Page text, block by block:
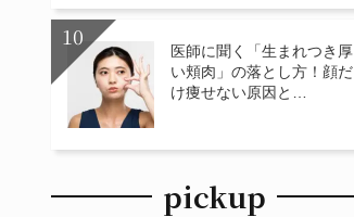
医師に聞く「生まれつき厚
い頬肉」の落とし方！顔だ
け痩せない原因と…
pickup